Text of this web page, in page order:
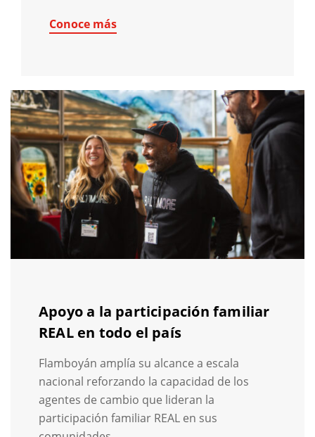
Conoce más
Apoyo a la participación familiar
REAL en todo el país
Flamboyán amplía su alcance a escala
nacional reforzando la capacidad de los
agentes de cambio que lideran la
participación familiar REAL en sus